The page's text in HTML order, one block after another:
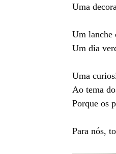
Uma
Um lanche
Um dia
Uma
Ao tema
Porque os
Para nós,